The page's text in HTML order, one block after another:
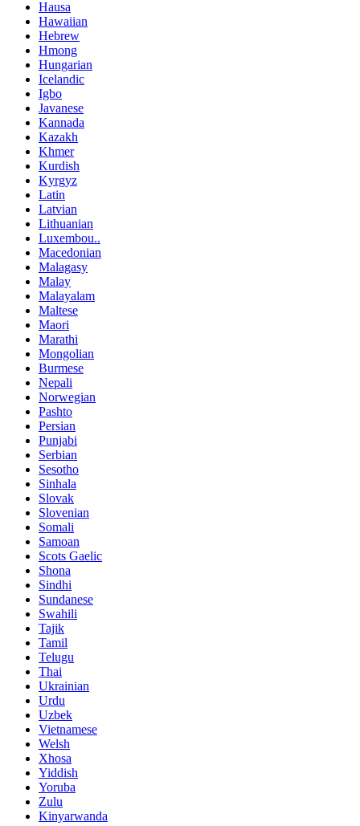
Hausa
Hawaiian
Hebrew
Hmong
Hungarian
Icelandic
Igbo
Javanese
Kannada
Kazakh
Khmer
Kurdish
Kyrgyz
Latin
Latvian
Lithuanian
Luxembou..
Macedonian
Malagasy
Malay
Malayalam
Maltese
Maori
Marathi
Mongolian
Burmese
Nepali
Norwegian
Pashto
Persian
Punjabi
Serbian
Sesotho
Sinhala
Slovak
Slovenian
Somali
Samoan
Scots Gaelic
Shona
Sindhi
Sundanese
Swahili
Tajik
Tamil
Telugu
Thai
Ukrainian
Urdu
Uzbek
Vietnamese
Welsh
Xhosa
Yiddish
Yoruba
Zulu
Kinyarwanda